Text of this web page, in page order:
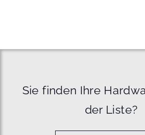
Sie finden Ihre
der Liste?